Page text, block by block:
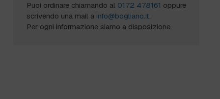
Puoi ordinare chiamando al 0172 478161 oppure
scrivendo una mail a info@bogliano.it.
Per ogni informazione siamo a disposizione.